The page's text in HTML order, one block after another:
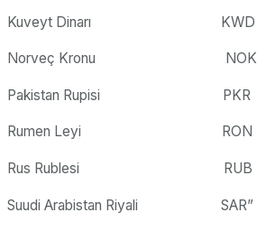
Kuveyt Dinarı KWD
Norveç Kronu NOK
Pakistan Rupisi PKR
Rumen Leyi RON
Rus Rublesi RUB
Suudi Arabistan Riyali SAR”